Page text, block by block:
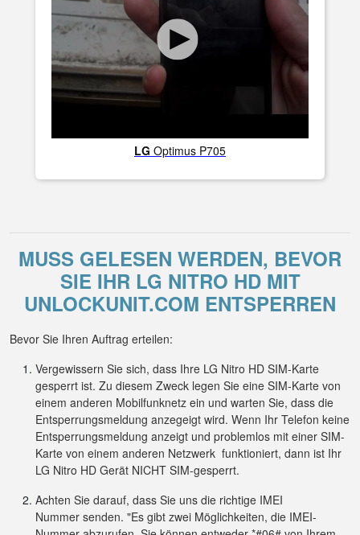
LG Optimus P705
MUSS GELESEN WERDEN, BEVOR
SIE IHR LG NITRO HD MIT
UNLOCKUNIT.COM ENTSPERREN
Bevor Sie Ihren Auftrag erteilen:
Vergewissern Sie sich, dass Ihre LG Nitro HD SIM-Karte
gesperrt ist. Zu diesem Zweck legen Sie eine SIM-Karte von
einem anderen Mobilfunknetz ein und warten Sie, dass die
Entsperrungsmeldung anzegeigt wird. Wenn Ihr Telefon keine
Entsperrungsmeldung anzeigt und problemlos mit einer SIM-
Karte von einem anderen Netzwerk funktioniert, dann ist Ihr
LG Nitro HD Gerät NICHT SIM-gesperrt.
Achten Sie darauf, dass Sie uns die richtige IMEI
Nummer senden. "Es gibt zwei Möglichkeiten, die IMEI-